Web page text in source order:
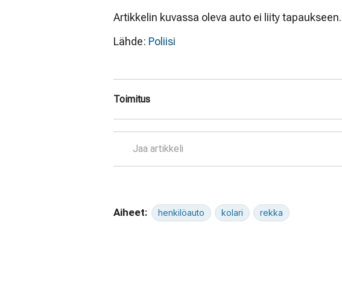
Artikkelin kuvassa oleva auto ei liity tapaukseen.
Lähde: Poliisi
Toimitus
Jaa artikkeli
Aiheet: henkilöauto kolari rekka